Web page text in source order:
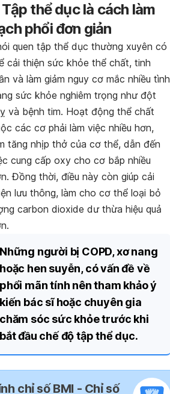
Tập thể dục là cách làm
phổi đơn giản
quen tập thể dục thường xuyên có
cải thiện sức khỏe thể chất, tinh
và làm giảm nguy cơ mắc nhiều tình
sức khỏe nghiêm trọng như đột
và bệnh tim. Hoạt động thể chất
các cơ phải làm việc nhiều hơn,
tăng nhịp thở của cơ thể, dẫn đến
cung cấp oxy cho cơ bắp nhiều
Đồng thời, điều này còn giúp cải
lưu thông, làm cho cơ thể loại bỏ
carbon dioxide dư thừa hiệu quả
Những người bị COPD, xơ nang
hoặc hen suyễn, có vấn đề về
phổi mãn tính nên tham khảo ý
kiến bác sĩ hoặc chuyên gia
chăm sóc sức khỏe trước khi
bắt đầu chế độ tập thể dục.
chỉ số BMI - Chỉ số